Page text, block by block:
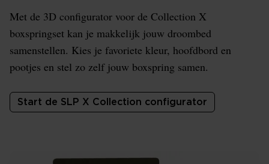
Met de 3D configurator voor de Collection X
boxspringset kan je makkelijk jouw droombed
samenstellen. Kies je favoriete kleur, hoofdbord en
pootjes en stel zo zelf jouw boxspring samen.
Start de SLP X Collection configurator